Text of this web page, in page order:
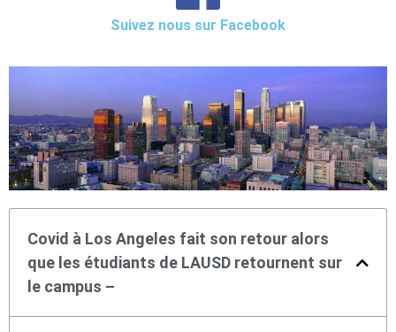
Suivez nous sur Facebook
Covid à Los Angeles fait son retour alors
que les étudiants de LAUSD retournent sur
le campus –